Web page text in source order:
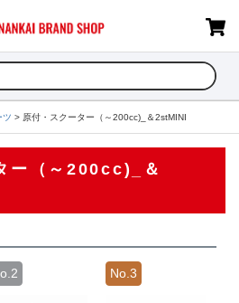
ツ 原付・スクーター（～200cc)_＆2stMINI
ー（～200cc)_＆